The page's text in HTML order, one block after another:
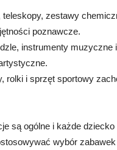
teleskopy, zestawy
poznawcze.
instrumenty
rolki i sprzęt sportowy
są ogólne i każde
wybór